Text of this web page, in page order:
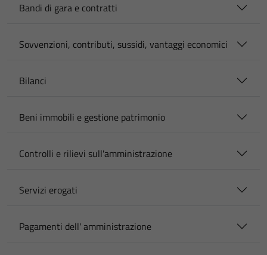
Bandi di gara e contratti
Sovvenzioni, contributi, sussidi, vantaggi economici
Bilanci
Beni immobili e gestione patrimonio
Controlli e rilievi sull'amministrazione
Servizi erogati
Pagamenti dell' amministrazione